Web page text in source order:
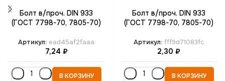
Болт в/проч. DIN 933
(ГОСТ 7798-70, 7805-70)
8.8 цинк
Артикул: ead45af2faaa
7,24 ₽
В КОРЗИНУ
Болт в/проч. DIN 933
(ГОСТ 7798-70, 7805-70)
10.9 цинк
Артикул: fff9d71083fc
2,30 ₽
В КОРЗИНУ